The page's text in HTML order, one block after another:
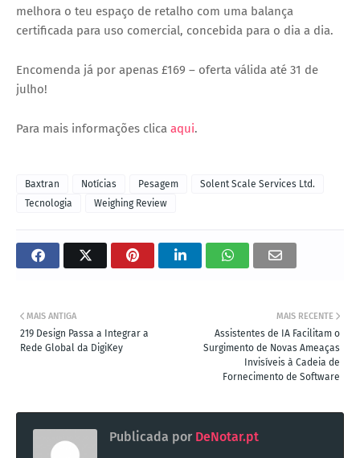
melhora o teu espaço de retalho com uma balança
certificada para uso comercial, concebida para o dia a dia.
Encomenda já por apenas £169 – oferta válida até 31 de
julho!
Para mais informações clica aqui.
Baxtran Notícias Pesagem
Solent Scale Services Ltd.
Tecnologia
Weighing Review
MAIS RECENTE
Assistentes de IA Facilitam o
Surgimento de Novas Ameaças
Invisíveis à Cadeia de
Fornecimento de Software
MAIS ANTIGA
219 Design Passa a Integrar a
Rede Global da DigiKey
Publicada por DeNotar.pt